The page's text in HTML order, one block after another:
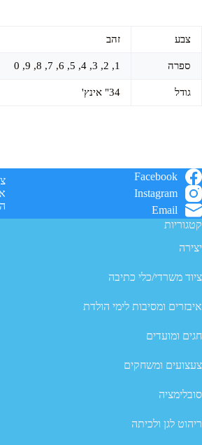
צבע זהב
ספרה 1, 2, 3, 4, 5, 6, 7, 8, 9, 0
גודל 34" אינץ'
Facebook
Instagram
Email
קטגוריות
יצירה
ציוד משרדי/כלי כתיבה
איבזרים ומסיבות לימי הולדת
חגים ומועדים
צעצועים ומשחקים
סובלימציה
ריהוט לגן ולכיתה